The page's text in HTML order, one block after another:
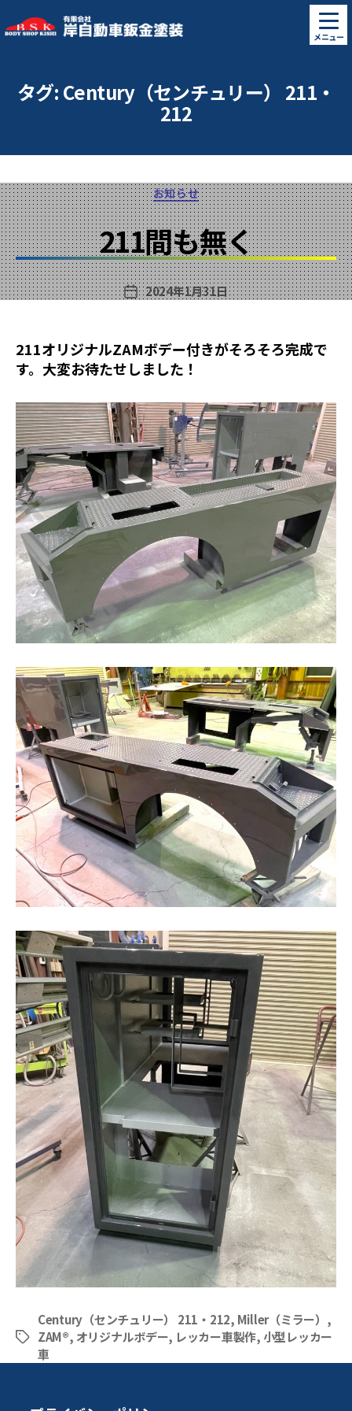
有
車
金
塗
装
メニュー
タグ: Century（センチュリー） 211・
212
カ
テ
ゴ
リ
ー
お知らせ
211間も無く
投 2024年1月31日
211オリジナルZAMボデー付きがそろそろ完成で
す。大変お待たせしました！
タ
Century（センチュリー） 211・212, Miller（ミラー） ,
ZAM®, オリジナルボデー, レッカー車製作, 小型レッカー
車